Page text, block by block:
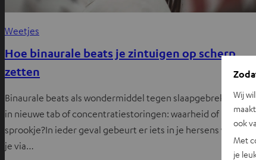
Weetjes
Hoe binaurale beats je zintuigen op scherp
zetten
Binaurale beats als wondermiddel tegen slaapgebrekOpent
in nieuwe tab of concentratiestoringen: waarheid of
sprookje?In ieder geval gebeurt er iets in je hersens wanneer
je via…
Wij
ook
Met
je